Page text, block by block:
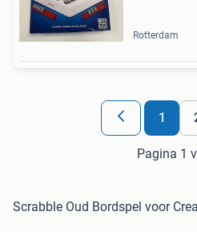
Rotterdam
1
Pagina 1
Scrabble Oud Bordspel voor